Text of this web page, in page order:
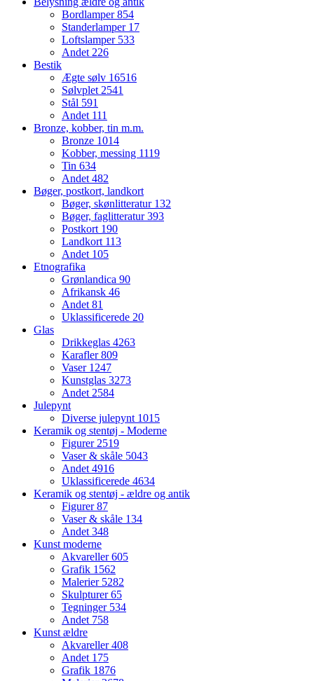
Bordlamper854
Standerlamper 17
Loftslamper 533
Andet 226
Bestik
Ægte sølv 16516
Sølvplet 2541
Stål 591
Andet 111
Bronze, kobber, tin m.m.
Bronze 1014
Kobber, messing 1119
Tin 634
Andet 482
Bøger, postkort, landkort
Bøger, skønlitteratur 132
Bøger, faglitteratur393
Postkort 190
Landkort 113
Andet 105
Etnografika
Grønlandica 90
Afrikansk 46
Andet 81
Uklassificerede 20
Glas
Drikkeglas 4263
Karafler809
Vaser 1247
Kunstglas 3273
Andet 2584
Julepynt
Diverse julepynt 1015
Keramik og stentøj - Moderne
Figurer 2519
Vaser & skåle 5043
Andet 4916
Uklassificerede 4634
Keramik og stentøj - ældre og antik
Figurer87
Vaser & skåle 134
Andet 348
Kunst moderne
Akvareller605
Grafik 1562
Malerier 5282
Skulpturer65
Tegninger 534
Andet 758
Kunst ældre
Akvareller408
Andet 175
Grafik 1876